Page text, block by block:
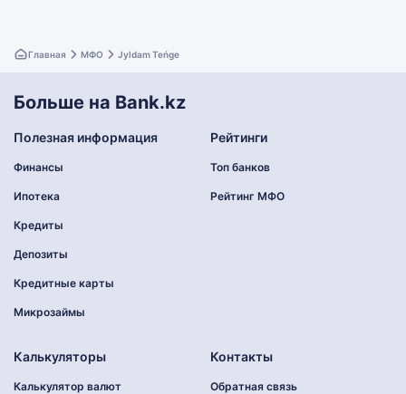
Главная МФО Jyldam Teńge
Больше на Bank.kz
Полезная информация
Финансы
Ипотека
Кредиты
Депозиты
Кредитные карты
Микрозаймы
Рейтинги
Топ банков
Рейтинг МФО
Калькуляторы
Калькулятор валют
Контакты
Обратная связь